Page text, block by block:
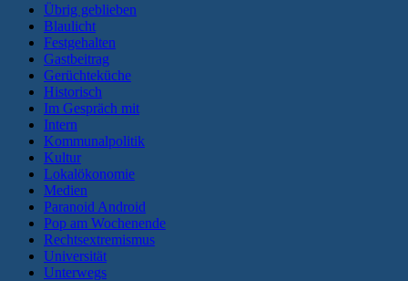
Übrig geblieben
Blaulicht
Festgehalten
Gastbeitrag
Gerüchteküche
Historisch
Im Gespräch mit
Intern
Kommunalpolitik
Kultur
Lokalökonomie
Medien
Paranoid Android
Pop am Wochenende
Rechtsextremismus
Universität
Unterwegs